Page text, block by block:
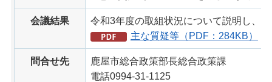
会議結果
令和3年度の取組状況について説明し、
主な質疑等（PDF：284KB）
問合せ先
鹿屋市総合政策部長総合政策課
電話0994-31-1125